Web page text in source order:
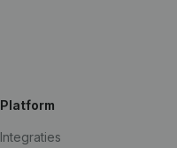
Platform
Integraties